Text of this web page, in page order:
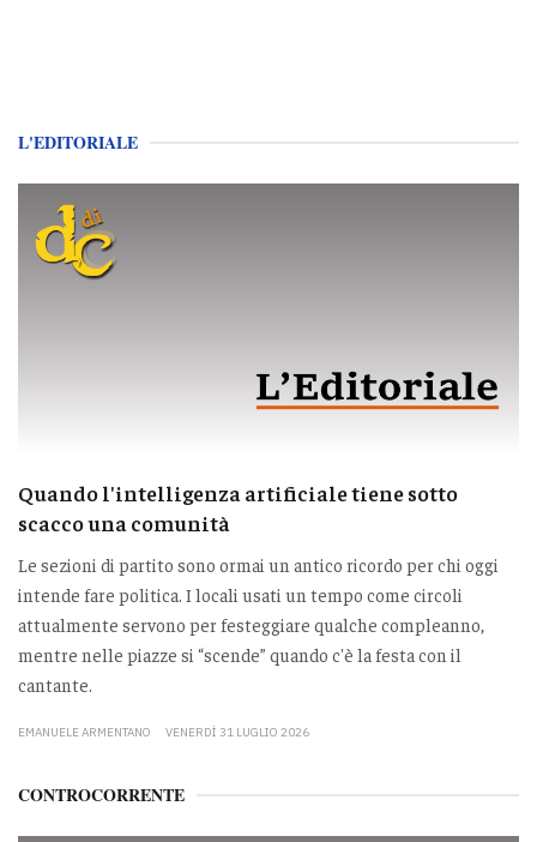
L'EDITORIALE
Quando l'intelligenza artificiale tiene sotto
scacco una comunità
Le sezioni di partito sono ormai un antico ricordo per chi oggi
intende fare politica. I locali usati un tempo come circoli
attualmente servono per festeggiare qualche compleanno,
mentre nelle piazze si “scende” quando c'è la festa con il
cantante.
EMANUELE ARMENTANO VENERDÌ 31 LUGLIO 2026
CONTROCORRENTE